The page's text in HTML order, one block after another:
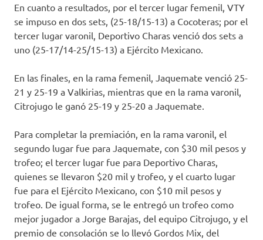
En cuanto a resultados, por el tercer lugar femenil, VTY
se impuso en dos sets, (25-18/15-13) a Cocoteras; por el
tercer lugar varonil, Deportivo Charas venció dos sets a
uno (25-17/14-25/15-13) a Ejército Mexicano.
En las finales, en la rama femenil, Jaquemate venció 25-
21 y 25-19 a Valkirias, mientras que en la rama varonil,
Citrojugo le ganó 25-19 y 25-20 a Jaquemate.
Para completar la premiación, en la rama varonil, el
segundo lugar fue para Jaquemate, con $30 mil pesos y
trofeo; el tercer lugar fue para Deportivo Charas,
quienes se llevaron $20 mil y trofeo, y el cuarto lugar
fue para el Ejército Mexicano, con $10 mil pesos y
trofeo. De igual forma, se le entregó un trofeo como
mejor jugador a Jorge Barajas, del equipo Citrojugo, y el
premio de consolación se lo llevó Gordos Mix, del